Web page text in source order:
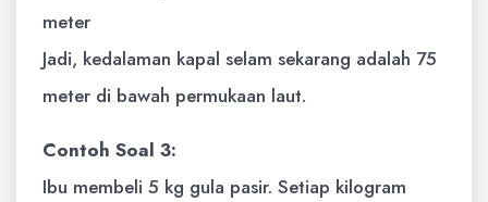
meter
Jadi, kedalaman kapal selam sekarang adalah 75
meter di bawah permukaan laut.
Contoh Soal 3:
Ibu membeli 5 kg gula pasir. Setiap kilogram